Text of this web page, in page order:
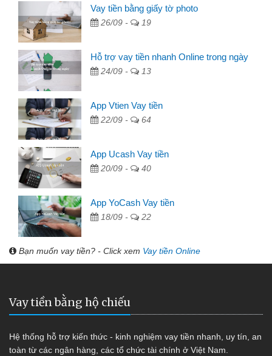
Vay tiền bằng giấy tờ photo
26/09 - 19
Hỗ trợ vay tiền nhanh Online trong ngày
24/09 - 13
App Vtien Vay tiền
22/09 - 64
App Ucash Vay tiền
20/09 - 40
App YoCash Vay tiền
18/09 - 22
Bạn muốn vay tiền? - Click xem Vay tiền Online
Vay tiền bằng hộ chiếu
Hệ thống hỗ trợ kiến thức - kinh nghiệm vay tiền nhanh, uy tín, an
toàn từ các ngân hàng, các tổ chức tài chính ở Việt Nam.